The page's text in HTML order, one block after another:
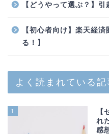
【どうやって選ぶ？】
【初心者向け】楽天経
る！】
よく読まれている記
1
【
れ
感